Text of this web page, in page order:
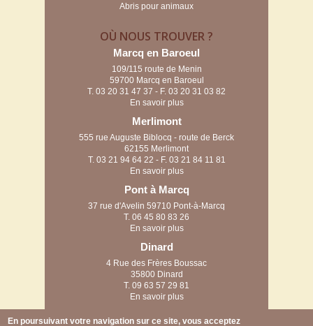
Abris pour animaux
OÙ NOUS TROUVER ?
Marcq en Baroeul
109/115 route de Menin
59700 Marcq en Baroeul
T. 03 20 31 47 37 - F. 03 20 31 03 82
En savoir plus
Merlimont
555 rue Auguste Biblocq - route de Berck
62155 Merlimont
T. 03 21 94 64 22 - F. 03 21 84 11 81
En savoir plus
Pont à Marcq
37 rue d'Avelin 59710 Pont-à-Marcq
T. 06 45 80 83 26
En savoir plus
Dinard
4 Rue des Frères Boussac
35800 Dinard
T. 09 63 57 29 81
En savoir plus
Arras
En poursuivant votre navigation sur ce site, vous acceptez